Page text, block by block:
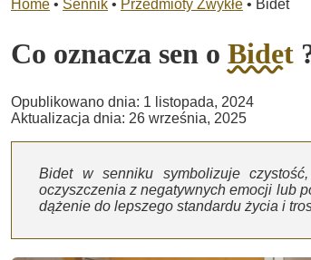
Home • Sennik • Przedmioty Zwykłe • Bidet
Co oznacza sen o Bidet
Opublikowano dnia: 1 listopada, 2024
Aktualizacja dnia: 26 września, 2025
Bidet w senniku symbolizuje
oczyszczenia z negatywnych emocji lub
dążenie do lepszego standardu życia i